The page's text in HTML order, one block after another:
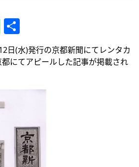
Line
有
日(水)発行の京都新聞にてレンタカ
にてアピールした記事が掲載され